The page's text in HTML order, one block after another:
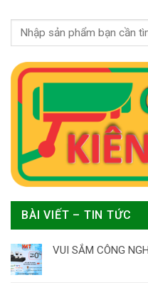
BÀI VIẾT – TIN TỨC
VUI SẮM CÔNG